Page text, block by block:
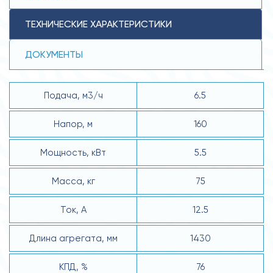
ТЕХНИЧЕСКИЕ ХАРАКТЕРИСТИКИ
ДОКУМЕНТЫ
Подача, м3/ч 6.5
Напор, м 160
Мощность, кВт 5.5
Масса, кг 75
Ток, А 12.5
Длина агрегата, мм 1430
КПД, % 76